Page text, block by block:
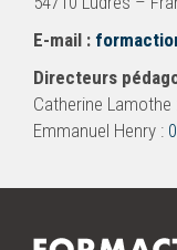
E-mail :
Directeurs
Catherine Lamothe
Emmanuel Henry :